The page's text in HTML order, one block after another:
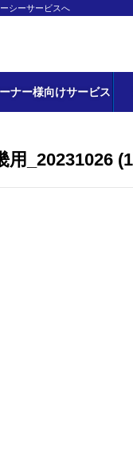
シーサービスへ
ナー様向けサービス
_20231026